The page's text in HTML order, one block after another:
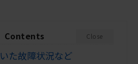
Contents Close
た故障状況など